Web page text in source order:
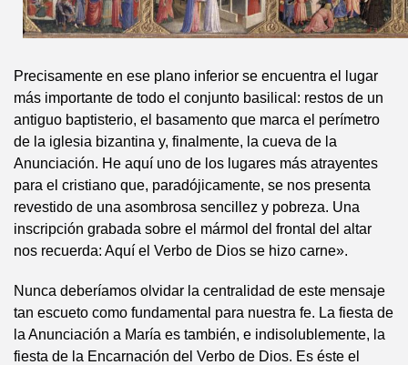
Precisamente en ese plano inferior se encuentra el lugar
más importante de todo el conjunto basilical: restos de un
antiguo baptisterio, el basamento que marca el perímetro
de la iglesia bizantina y, finalmente, la cueva de la
Anunciación. He aquí uno de los lugares más atrayentes
para el cristiano que, paradójicamente, se nos presenta
revestido de una asombrosa sencillez y pobreza. Una
inscripción grabada sobre el mármol del frontal del altar
nos recuerda: Aquí el Verbo de Dios se hizo carne».
Nunca deberíamos olvidar la centralidad de este mensaje
tan escueto como fundamental para nuestra fe. La fiesta de
la Anunciación a María es también, e indisolublemente, la
fiesta de la Encarnación del Verbo de Dios. Es éste el